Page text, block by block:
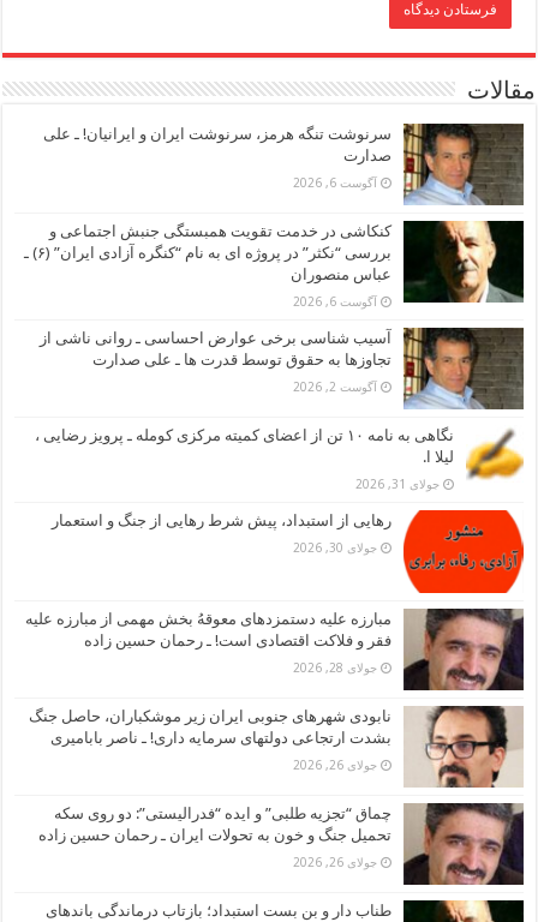
مقالات
سرنوشت تنگه هرمز، سرنوشت ایران و ایرانیان! ـ علی
صدارت
آگوست 6, 2026
کنکاشی در خدمت تقویت همبستگی جنبش اجتماعی و
بررسی “نکثر” در پروژه ای به نام “کنگره آزادی ایران” (۶) ـ
عباس منصوران
آگوست 6, 2026
آسیب شناسی برخی عوارض احساسی ـ روانی ناشی از
تجاوزها به حقوق توسط قدرت ها ـ علی صدارت
آگوست 2, 2026
نگاهی به نامه ۱۰ تن از اعضای کمیته مرکزی کومله ـ پرویز رضایی ،
لیلا ا.
جولای 31, 2026
رهایی از استبداد، پیش شرط رهایی از جنگ و استعمار
جولای 30, 2026
مبارزه علیه دستمزدهای معوقهُ بخش مهمی از مبارزه علیه
فقر و فلاکت اقتصادی است! ـ رحمان حسین زاده
جولای 28, 2026
نابودی شهرهای جنوبی ایران زیر موشکباران، حاصل جنگ
بشدت ارتجاعی دولتهای سرمایه داری! ـ ناصر بابامیری
جولای 26, 2026
چماق “تجزیه طلبی” و ایده “فدرالیستی”: دو روی سکه
تحمیل جنگ و خون به تحولات ایران ـ رحمان حسین زاده
جولای 26, 2026
طناب دار و بن بست استبداد؛ بازتاب درماندگی باندهای